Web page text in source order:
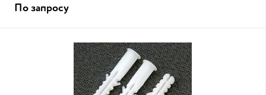
По запросу